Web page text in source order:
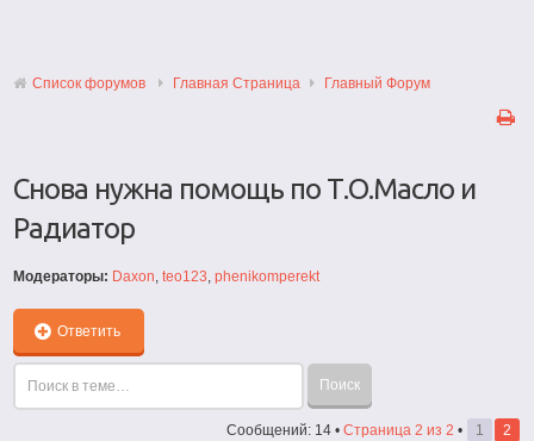
Список форумов Главная Страница Главный Форум
Снова нужна помощь по Т.О.Масло и
Радиатор
Модераторы: Daxon,teo123,phenikomperekt
Ответить
Сообщений: 14 • Страница 2 из 2 • 1 2